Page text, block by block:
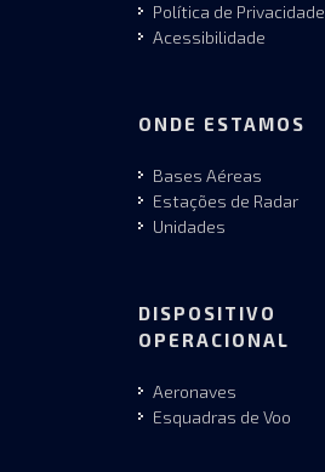
Política de Privacidade
Acessibilidade
ONDE ESTAMOS
Bases Aéreas
Estações de Radar
Unidades
DISPOSITIVO
OPERACIONAL
Aeronaves
Esquadras de Voo